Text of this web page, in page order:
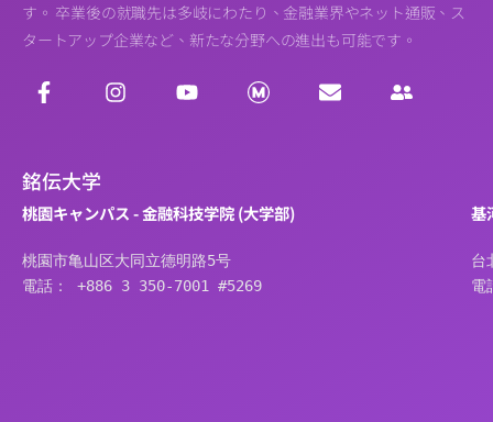
す。 卒業後の就職先は多岐にわたり、金融業界やネット通販、ス
タートアップ企業など、新たな分野への進出も可能です。
銘伝大学
桃園キャンパス - 金融科技学院 (大学部)
桃園市亀山区大同立德明路5号
電話： +886 3 350-7001 #5269
基
台
電